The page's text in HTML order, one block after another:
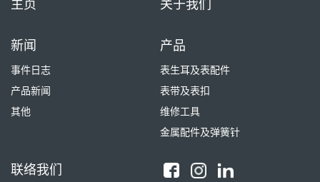
主页 关于我们
新闻
事件日志
产品新闻
其他
产品
表生耳及表配件
表带及表扣
维修工具
金属配件及弹簧针
联络我们